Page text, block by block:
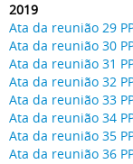
2019
Ata da reunião 29
Ata da reunião 30
Ata da reunião 31
Ata da reunião 32
Ata da reunião 33
Ata da reunião 34
Ata da reunião 35
Ata da reunião 36